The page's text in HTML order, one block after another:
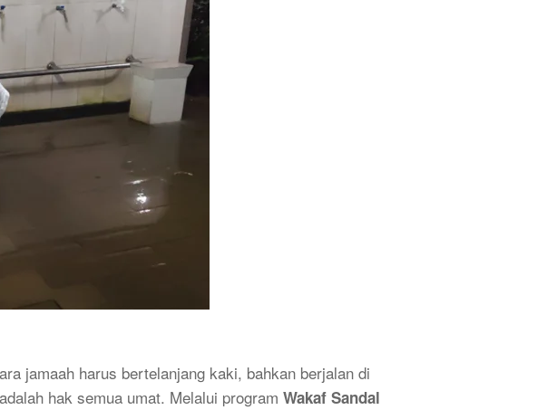
jamaah harus bertelanjang kaki, bahkan berjalan di
hak semua umat. Melalui program Wakaf Sandal